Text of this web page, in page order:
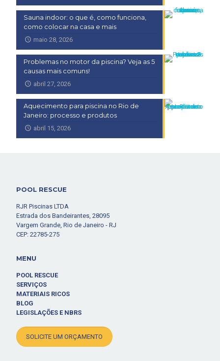
Sauna indoor: o que é, como funciona,
como colocar na casa e mais
maio 28, 2026
Problemas no motor da piscina? Veja as 5
causas mais comuns!
abril 27, 2026
Aquecimento para piscina no Rio de
Janeiro: processo e produtos
abril 15, 2026
POOL RESCUE
RJR Piscinas LTDA
Estrada dos Bandeirantes, 28095
Vargem Grande, Rio de Janeiro - RJ
CEP: 22785-275
MENU
POOL RESCUE
SERVIÇOS
MATERIAIS RICOS
BLOG
LEGISLAÇÕES E NBRS
SOLICITE UM ORÇAMENTO